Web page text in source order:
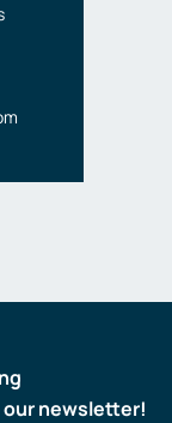
newsletter!